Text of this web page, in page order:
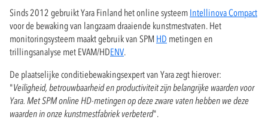
Sinds 2012 gebruikt Yara Finland het online systeem Intellinova Compact
voor de bewaking van langzaam draaiende kunstmestvaten. Het
monitoringsysteem maakt gebruik van SPM HD metingen en
trillingsanalyse met EVAM/HDENV.
De plaatselijke conditiebewakingsexpert van Yara zegt hierover:
"Veiligheid, betrouwbaarheid en productiviteit zijn belangrijke waarden voor
Yara. Met SPM online HD-metingen op deze zware vaten hebben we deze
waarden in onze kunstmestfabriek verbeterd".